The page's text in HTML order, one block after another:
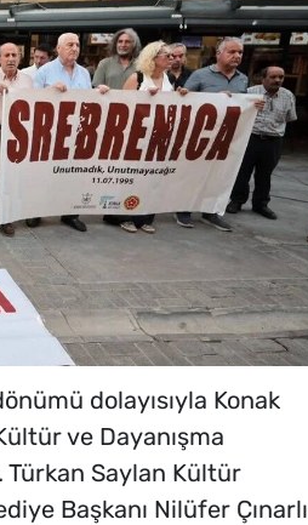
dolayısıyla Konak
ve Dayanışma
Saylan Kültür
Başkanı Nilüfer Çınarlı